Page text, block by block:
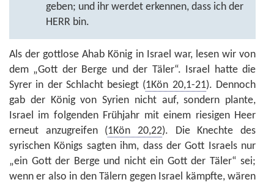
geben; und ihr werdet erkennen, dass ich der
HERR bin.
Als der gottlose Ahab König in Israel war, lesen wir von
dem „Gott der Berge und der Täler“. Israel hatte die
Syrer in der Schlacht besiegt (1Kön 20,1-21). Dennoch
gab der König von Syrien nicht auf, sondern plante,
Israel im folgenden Frühjahr mit einem riesigen Heer
erneut anzugreifen (1Kön 20,22). Die Knechte des
syrischen Königs sagten ihm, dass der Gott Israels nur
„ein Gott der Berge und nicht ein Gott der Täler“ sei;
wenn er also in den Tälern gegen Israel kämpfte, wären